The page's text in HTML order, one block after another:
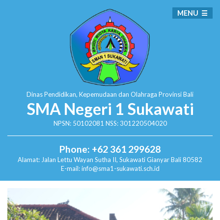
Dinas Pendidikan, Kepemudaan dan Olahraga Provinsi Bali
SMA Negeri 1 Sukawati
NPSN: 50102081 NSS: 301220504020
Phone: +62 361 299628
Alamat: Jalan Lettu Wayan Sutha II, SukawatiGianyar Bali 80582
E-mail: info@sma1-sukawati.sch.id
MENU